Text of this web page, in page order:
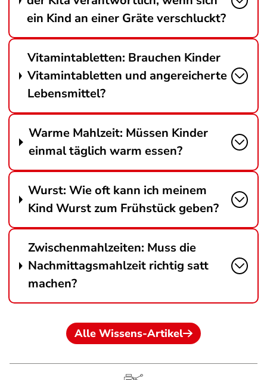
ein Kind an einer Gräte verschluckt?
Vitamintabletten: Brauchen Kinder
Vitamintabletten und angereicherte
Lebensmittel?
Warme Mahlzeit: Müssen Kinder
einmal täglich warm essen?
Wurst: Wie oft kann ich meinem
Kind Wurst zum Frühstück geben?
Zwischenmahlzeiten: Muss die
Nachmittagsmahlzeit richtig satt
machen?
Alle Wissens-Artikel